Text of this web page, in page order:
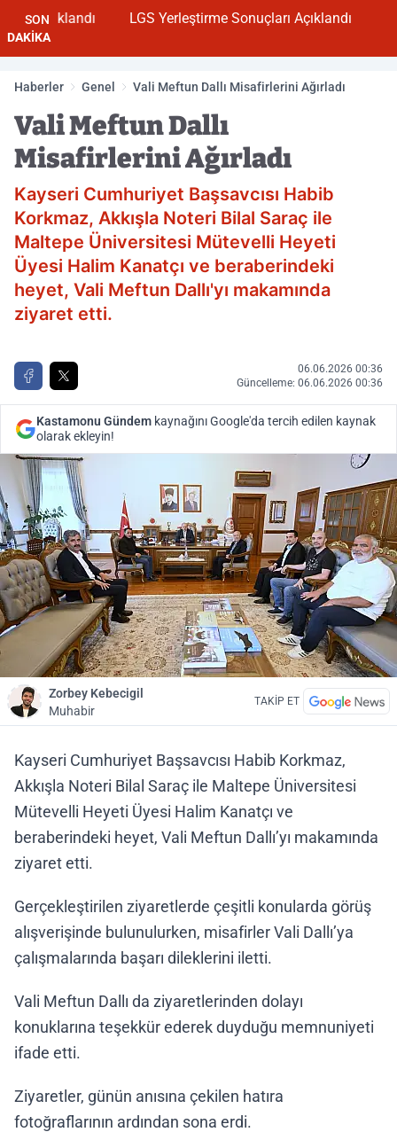
SON
DAKİKA
LGS Yerleştirme Sonuçları Açıklandı
Haberler Genel Vali Meftun Dallı Misafirlerini Ağırladı
Vali Meftun Dallı
Misafirlerini Ağırladı
Kayseri Cumhuriyet Başsavcısı Habib
Korkmaz, Akkışla Noteri Bilal Saraç ile
Maltepe Üniversitesi Mütevelli Heyeti
Üyesi Halim Kanatçı ve beraberindeki
heyet, Vali Meftun Dallı'yı makamında
ziyaret etti.
06.06.2026 00:36
Güncelleme: 06.06.2026 00:36
Kastamonu Gündem kaynağını Google'da tercih edilen kaynak
olarak ekleyin!
Zorbey Kebecigil
Muhabir
TAKİP ET
Kayseri Cumhuriyet Başsavcısı Habib Korkmaz,
Akkışla Noteri Bilal Saraç ile Maltepe Üniversitesi
Mütevelli Heyeti Üyesi Halim Kanatçı ve
beraberindeki heyet, Vali Meftun Dallı’yı makamında
ziyaret etti.
Gerçekleştirilen ziyaretlerde çeşitli konularda görüş
alışverişinde bulunulurken, misafirler Vali Dallı’ya
çalışmalarında başarı dileklerini iletti.
Vali Meftun Dallı da ziyaretlerinden dolayı
konuklarına teşekkür ederek duyduğu memnuniyeti
ifade etti.
Ziyaretler, günün anısına çekilen hatıra
fotoğraflarının ardından sona erdi.